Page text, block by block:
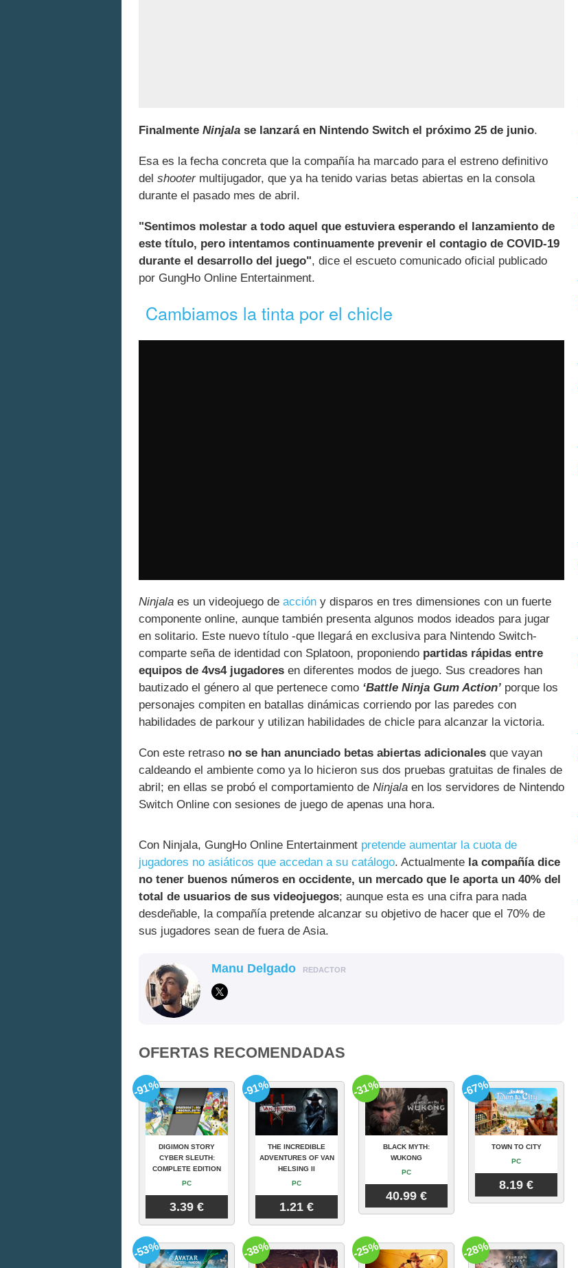
Finalmente Ninjala se lanzará en Nintendo Switch el próximo 25 de junio.
Esa es la fecha concreta que la compañía ha marcado para el estreno definitivo
del shootermultijugador, que ya ha tenido varias betas abiertas en la consola
durante el pasado mes de abril.
"Sentimos molestar a todo aquel que estuviera esperando el lanzamiento de
este título, pero intentamos continuamente prevenir el contagio de COVID-19
durante el desarrollo del juego", dice el escueto comunicado oficial publicado
por GungHo Online Entertainment.
Cambiamos la tinta por el chicle
Ninjala es un videojuego de acción y disparos en tres dimensiones con un fuerte
componente online, aunque también presenta algunos modos ideados para jugar
en solitario. Este nuevo título -que llegará en exclusiva para Nintendo Switch-
comparte seña de identidad con Splatoon, proponiendo partidas rápidas entre
equipos de 4vs4 jugadores en diferentes modos de juego. Sus creadores han
bautizado el género al que pertenece como ‘Battle Ninja Gum Action’ porque los
personajes compiten en batallas dinámicas corriendo por las paredes con
habilidades de parkour y utilizan habilidades de chicle para alcanzar la victoria.
Con este retraso no se han anunciado betas abiertas adicionales que vayan
caldeando el ambiente como ya lo hicieron sus dos pruebas gratuitas de finales de
abril; en ellas se probó el comportamiento de Ninjala en los servidores de Nintendo
Switch Online con sesiones de juego de apenas una hora.
Con Ninjala, GungHo Online Entertainment pretende aumentar la cuota de
jugadores no asiáticos que accedan a su catálogo. Actualmente la compañía dice
no tener buenos números en occidente, un mercado que le aporta un 40% del
total de usuarios de sus videojuegos; aunque esta es una cifra para nada
desdeñable, la compañía pretende alcanzar su objetivo de hacer que el 70% de
sus jugadores sean de fuera de Asia.
Manu Delgado REDACTOR
OFERTAS RECOMENDADAS
DIGIMON STORY
CYBER SLEUTH:
COMPLETE EDITION
PC
3.39 €
-91%
THE INCREDIBLE
ADVENTURES OF VAN
HELSING II
PC
1.21 €
-91%
BLACK MYTH:
WUKONG
PC
40.99 €
-31%
TOWN TO CITY
PC
8.19 €
-67%
-53% -38% -25% -28%